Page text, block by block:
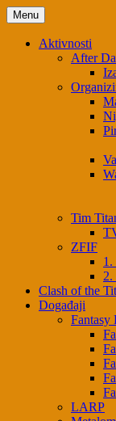
Skip
to
content
Menu
Aktivnosti
After
Tim
ZFIF
Clash of the
Događaji
Fantasy
LARP